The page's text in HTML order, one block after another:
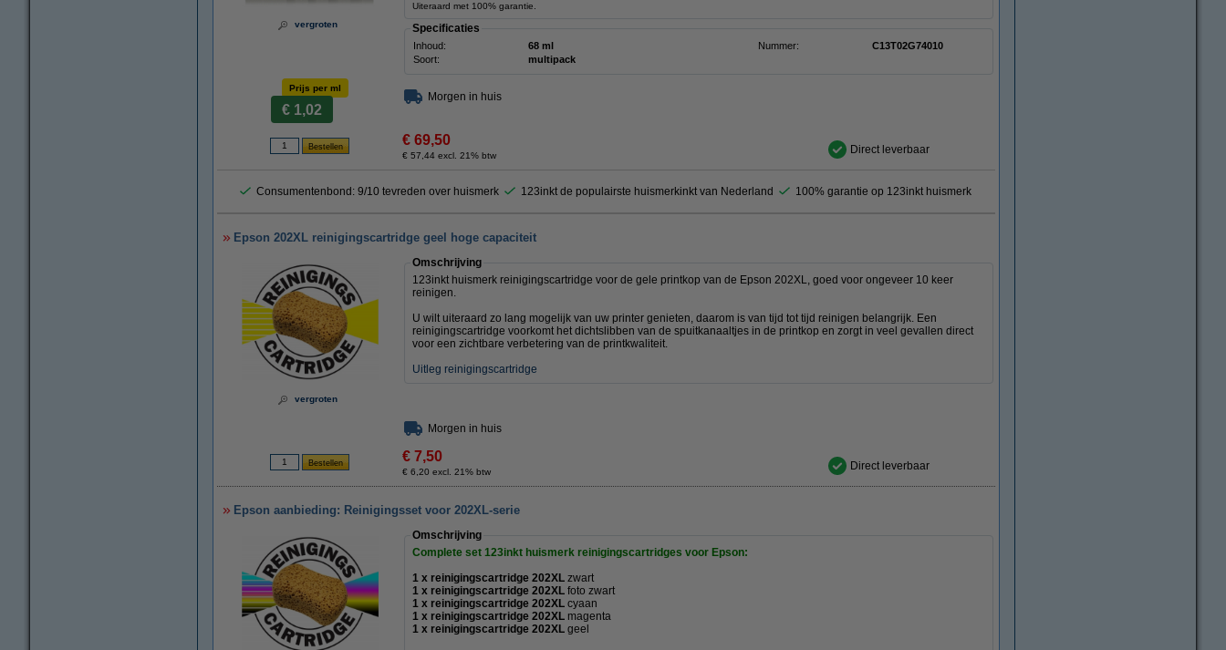
vergroten
Uiteraard met 100% garantie.
Specificaties
Inhoud: 68 ml Nummer:
C13T02G74010
Soort:
multipack
Prijs per ml
€ 1,02
Morgen in huis
€ 69,50
€ 57,44 excl. 21% btw Direct leverbaar
Consumentenbond: 9/10 tevreden over huismerk 123inkt de populairste huismerkinkt van Nederland 100% garantie op 123inkt huismerk
Epson 202XL reinigingscartridge geel hoge capaciteit
vergroten
Omschrijving
123inkt huismerk reinigingscartridge voor de gele printkop van de Epson 202XL, goed voor ongeveer 10 keer
reinigen.
U wilt uiteraard zo lang mogelijk van uw printer genieten, daarom is van tijd tot tijd reinigen belangrijk. Een
reinigingscartridge voorkomt het dichtslibben van de spuitkanaaltjes in de printkop en zorgt in veel gevallen direct
voor een zichtbare verbetering van de printkwaliteit.
Uitleg reinigingscartridge
Morgen in huis
€ 7,50
€ 6,20 excl. 21% btw Direct leverbaar
Epson aanbieding: Reinigingsset voor 202XL-serie
Omschrijving
Complete set 123inkt huismerk reinigingscartridges voor Epson:
1 x reinigingscartridge 202XL zwart
1 x reinigingscartridge 202XL foto zwart
1 x reinigingscartridge 202XL cyaan
1 x reinigingscartridge 202XL magenta
1 x reinigingscartridge 202XL geel